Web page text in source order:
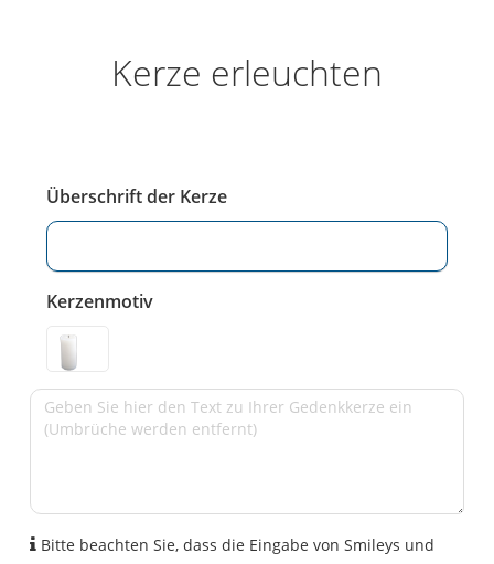
Kerze erleuchten
Überschrift der Kerze
Kerzenmotiv
Bitte beachten Sie, dass die Eingabe von Smileys und